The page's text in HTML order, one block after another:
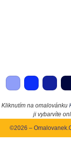
Kliknutím na omalovánku
ji vybarvíte
©2026 –